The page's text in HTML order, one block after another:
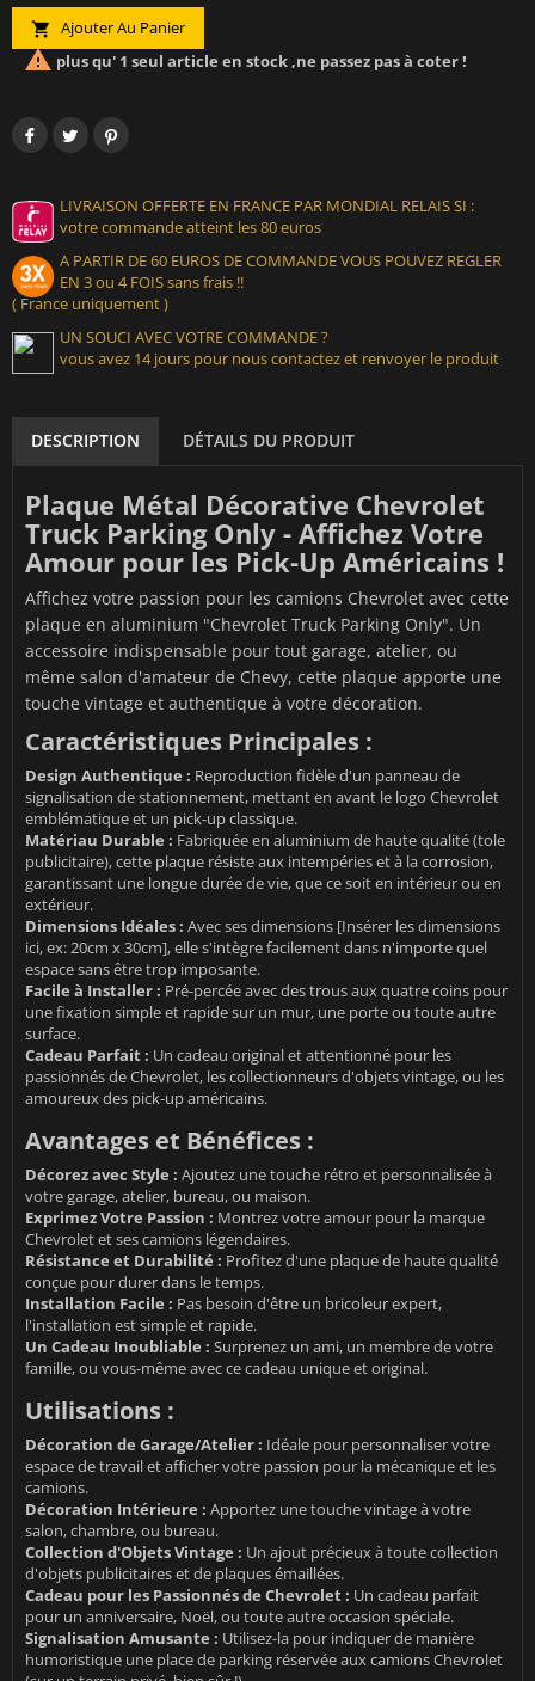
 Ajouter Au Panier
 plus qu' 1 seul article en stock ,ne passez pas à coter !
LIVRAISON OFFERTE EN FRANCE PAR MONDIAL RELAIS SI :
votre commande atteint les 80 euros
A PARTIR DE 60 EUROS DE COMMANDE VOUS POUVEZ REGLER
EN 3 ou 4 FOIS sans frais !!
( France uniquement )
UN SOUCI AVEC VOTRE COMMANDE ?
vous avez 14 jours pour nous contactez et renvoyer le produit
DESCRIPTION DÉTAILS DU PRODUIT
Plaque Métal Décorative Chevrolet
Truck Parking Only - Affichez Votre
Amour pour les Pick-Up Américains !
Affichez votre passion pour les camions Chevrolet avec cette
plaque en aluminium "Chevrolet Truck Parking Only". Un
accessoire indispensable pour tout garage, atelier, ou
même salon d'amateur de Chevy, cette plaque apporte une
touche vintage et authentique à votre décoration.
Caractéristiques Principales :
Design Authentique : Reproduction fidèle d'un panneau de
signalisation de stationnement, mettant en avant le logo Chevrolet
emblématique et un pick-up classique.
Matériau Durable : Fabriquée en aluminium de haute qualité (tole
publicitaire), cette plaque résiste aux intempéries et à la corrosion,
garantissant une longue durée de vie, que ce soit en intérieur ou en
extérieur.
Dimensions Idéales : Avec ses dimensions [Insérer les dimensions
ici, ex: 20cm x 30cm], elle s'intègre facilement dans n'importe quel
espace sans être trop imposante.
Facile à Installer : Pré-percée avec des trous aux quatre coins pour
une fixation simple et rapide sur un mur, une porte ou toute autre
surface.
Cadeau Parfait : Un cadeau original et attentionné pour les
passionnés de Chevrolet, les collectionneurs d'objets vintage, ou les
amoureux des pick-up américains.
Avantages et Bénéfices :
Décorez avec Style : Ajoutez une touche rétro et personnalisée à
votre garage, atelier, bureau, ou maison.
Exprimez Votre Passion : Montrez votre amour pour la marque
Chevrolet et ses camions légendaires.
Résistance et Durabilité : Profitez d'une plaque de haute qualité
conçue pour durer dans le temps.
Installation Facile : Pas besoin d'être un bricoleur expert,
l'installation est simple et rapide.
Un Cadeau Inoubliable : Surprenez un ami, un membre de votre
famille, ou vous-même avec ce cadeau unique et original.
Utilisations :
Décoration de Garage/Atelier : Idéale pour personnaliser votre
espace de travail et afficher votre passion pour la mécanique et les
camions.
Décoration Intérieure : Apportez une touche vintage à votre
salon, chambre, ou bureau.
Collection d'Objets Vintage : Un ajout précieux à toute collection
d'objets publicitaires et de plaques émaillées.
Cadeau pour les Passionnés de Chevrolet : Un cadeau parfait
pour un anniversaire, Noël, ou toute autre occasion spéciale.
Signalisation Amusante : Utilisez-la pour indiquer de manière
humoristique une place de parking réservée aux camions Chevrolet